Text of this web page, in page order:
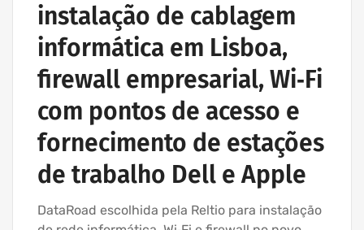
instalação de cablagem
informática em Lisboa,
firewall empresarial, Wi‑Fi
com pontos de acesso e
fornecimento de estações
de trabalho Dell e Apple
DataRoad escolhida pela Reltio para instalação